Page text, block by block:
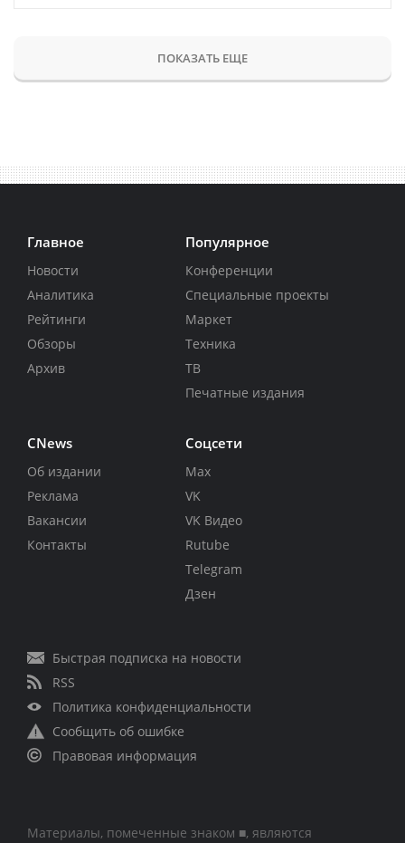
ПОКАЗАТЬ ЕЩЕ
Главное
Новости
Аналитика
Рейтинги
Обзоры
Архив
Популярное
Конференции
Специальные проекты
Маркет
Техника
ТВ
Печатные издания
CNews
Об издании
Реклама
Вакансии
Контакты
Соцсети
Max
VK
VK Видео
Rutube
Telegram
Дзен
Быстрая подписка на новости
RSS
Политика конфиденциальности
Сообщить об ошибке
Правовая информация
Материалы, помеченные знаком ■, являются